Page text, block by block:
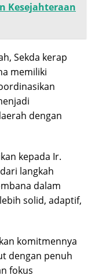
Kesejahteraan
Sekda kerap
memiliki
dengan
kepada Ir.
langkah
dalam
solid, adaptif,
komitmennya
dengan penuh
fokus